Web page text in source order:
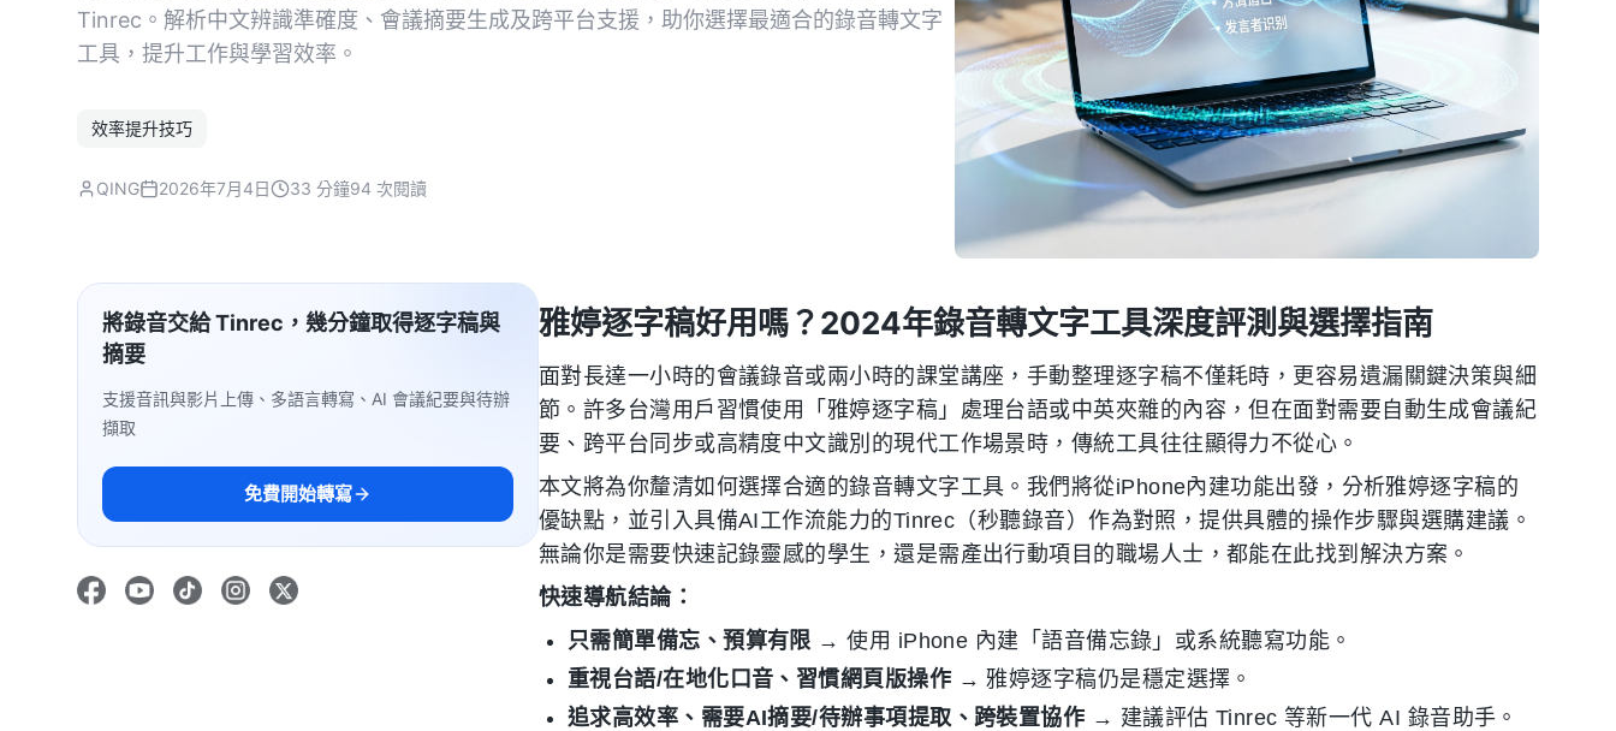
Tinrec。解析中文辨識準確度、會議摘要生成及跨平台支援，助你選擇最適合的錄音轉文字
工具，提升工作與學習效率。
效率提升技巧
QING 2026年7月4日 33 分鐘94 次閱讀
將錄音交給 Tinrec，幾分鐘取得逐字稿與
摘要
支援音訊與影片上傳、多語言轉寫、AI 會議紀要與待辦
擷取
免費開始轉寫
雅婷逐字稿好用嗎？2024年錄音轉文字工具深度評測與選擇指南
面對長達一小時的會議錄音或兩小時的課堂講座，手動整理逐字稿不僅耗時，更容易遺漏關鍵決策與細
節。許多台灣用戶習慣使用「雅婷逐字稿」處理台語或中英夾雜的內容，但在面對需要自動生成會議紀
要、跨平台同步或高精度中文識別的現代工作場景時，傳統工具往往顯得力不從心。
本文將為你釐清如何選擇合適的錄音轉文字工具。我們將從iPhone內建功能出發，分析雅婷逐字稿的
優缺點，並引入具備AI工作流能力的Tinrec（秒聽錄音）作為對照，提供具體的操作步驟與選購建議。
無論你是需要快速記錄靈感的學生，還是需產出行動項目的職場人士，都能在此找到解決方案。
快速導航結論：
只需簡單備忘、預算有限 → 使用 iPhone 內建「語音備忘錄」或系統聽寫功能。
重視台語/在地化口音、習慣網頁版操作 → 雅婷逐字稿仍是穩定選擇。
追求高效率、需要AI摘要/待辦事項提取、跨裝置協作 → 建議評估 Tinrec 等新一代 AI 錄音助手。